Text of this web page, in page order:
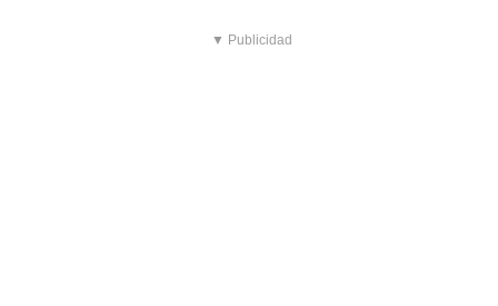
▼ Publicidad